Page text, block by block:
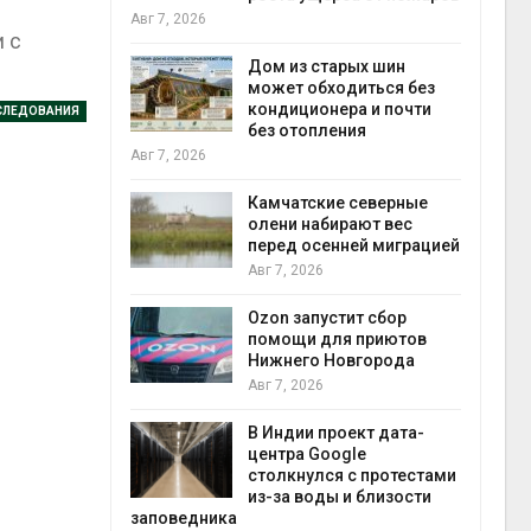
с
обходиться без
и почти
северные
осенней миграцией
для приютов
Новгорода
проект дата-
с протестами
воды и близости
пены
Названы ведущие
экологические НКО
России по итогам 2025
Тайфун, засуха и пожары:
сразу несколько
регионов столкнулись с
природными явлениями
Авг 7, 2026
Солнечные панели над
вырабатывать энергию и
экономить воду
Авг 7, 2026